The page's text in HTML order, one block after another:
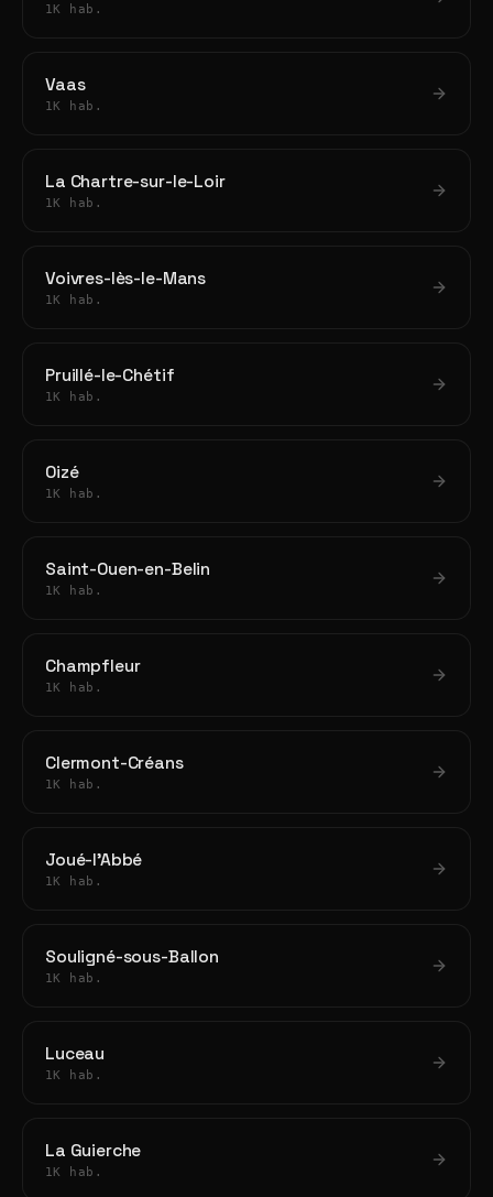
1K hab.
Vaas
1K hab.
La Chartre-sur-le-Loir
1K hab.
Voivres-lès-le-Mans
1K hab.
Pruillé-le-Chétif
1K hab.
Oizé
1K hab.
Saint-Ouen-en-Belin
1K hab.
Champfleur
1K hab.
Clermont-Créans
1K hab.
Joué-l'Abbé
1K hab.
Souligné-sous-Ballon
1K hab.
Luceau
1K hab.
La Guierche
1K hab.